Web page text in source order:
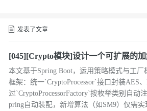
发表了文章
[045][Crypto模块]设计一个可扩展的
与工厂模式实战
本文基于Spring Boot，运用策略模式与工
框架：统一`CryptoProcessor`接口封装AES
过`CryptoProcessorFactory`按枚举类别自动
pring自动装配，新增算法（如SM9）仅需实